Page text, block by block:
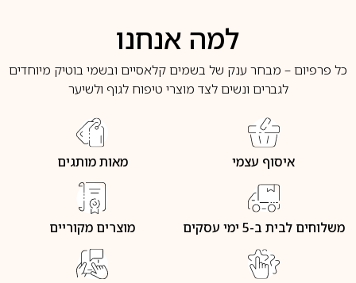
למה אנחנו
כל פרפיום – מבחר ענק של בשמים קלאסיים ובשמי בוטיק מיוחדים
לגברים ונשים לצד מוצרי טיפוח לגוף ולשיער
איסוף עצמי מאות מותגים
משלוחים לבית ב-5 ימי עסקים מוצרים מקוריים